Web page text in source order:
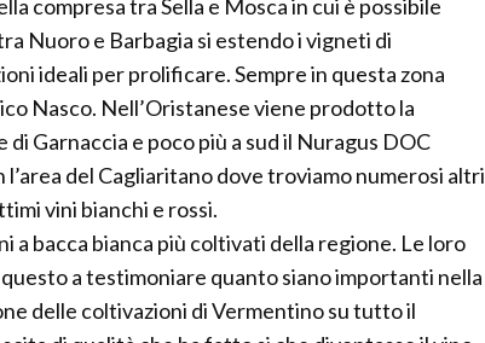
compresa tra Sella e Mosca in cui è possibile
Nuoro e Barbagia si estendo i vigneti di
ideali per prolificare. Sempre in questa zona
Nasco. Nell’Oristanese viene prodotto la
Garnaccia e poco più a sud il Nuragus DOC
del Cagliaritano dove troviamo numerosi altri
vini bianchi e rossi.
a bacca bianca più coltivati della regione. Le loro
a testimoniare quanto siano importanti nella
delle coltivazioni di Vermentino su tutto il